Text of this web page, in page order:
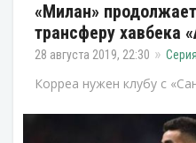
«Милан»
трансферу хавбека
28 августа 2019, 22:30
Корреа нужен клубу с